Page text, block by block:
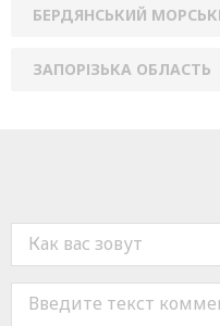
БЕРДЯНСЬКИЙ
ЗАПОРІЗЬКА ОБЛАСТЬ